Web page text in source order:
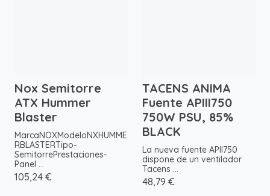
Nox Semitorre
ATX Hummer
Blaster
MarcaNOXModeloNXHUMME
RBLASTERTipo-
SemitorrePrestaciones-
Panel ...
105,24 €
TACENS ANIMA
Fuente APIII750
750W PSU, 85%
BLACK
La nueva fuente APII750
dispone de un ventilador
Tacens ...
48,79 €